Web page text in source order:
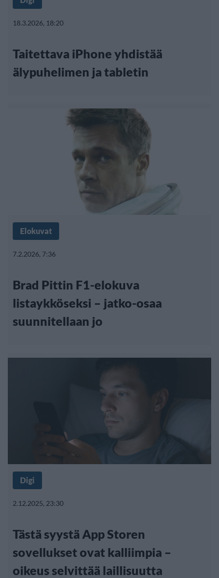
18.3.2026, 18:20
Taitettava iPhone yhdistää
älypuhelimen ja tabletin
Elokuvat
7.2.2026, 7:36
Brad Pittin F1-elokuva
listaykköseksi – jatko-osaa
suunnitellaan jo
Digi
2.12.2025, 23:30
Tästä syystä App Storen
sovellukset ovat kalliimpia –
oikeus selvittää laillisuutta